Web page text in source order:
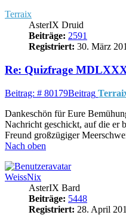
Terraix
AsterIX Druid
Beiträge: 2591
Registriert: 30. März
Re: Quizfrage
Beitrag: # 80179Beitrag
Dankeschön für Eure
Nachricht geschickt, auf die er
Freund großzügiger
Nach oben
WeissNix
AsterIX Bard
Beiträge: 5448
Registriert: 28. April